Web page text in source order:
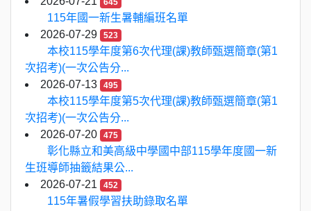
645
115年國一新生暑輔編班名單
2026-07-29
523
本校115學年度第6次代理(課)教師甄選簡章(第1
次招考)(一次公告分...
2026-07-13
495
本校115學年度第5次代理(課)教師甄選簡章(第1
次招考)(一次公告分...
2026-07-20
475
彰化縣立和美高級中學國中部115學年度國一新
生班導師抽籤結果公...
2026-07-21
452
115年暑假學習扶助錄取名單